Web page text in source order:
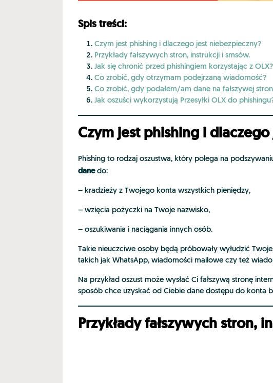
Spis treści:
Czym jest phishing i dlaczego jest niebezpieczny?
Przykłady fałszywych stron, instrukcji i smsów.
Jak się chronić przed phishingiem korzystając z OLX?
Co zrobić, gdy otrzymam podejrzaną wiadomość?
Co zrobić, gdy podałem/am dane na fałszywej
Jak oszuści wykorzystują Przesyłki OLX do
Czym jest phishing i
Phishing to rodzaj oszustwa, który polega na
danedo:
– kradzieży z Twojego konta wszystkich pieniędzy,
– wzięcia pożyczki na Twoje nazwisko,
– oszukiwania i naciągania innych osób.
Takie nieuczciwe osoby będą próbowały wyłudzić
takich jak WhatsApp, wiadomości mailowe czy też
Na przykład oszust może wysłać Ci fałszywą stronę
sposób chce uzyskać od Ciebie dane dostępu do konta
Przykłady fałszywych stron,